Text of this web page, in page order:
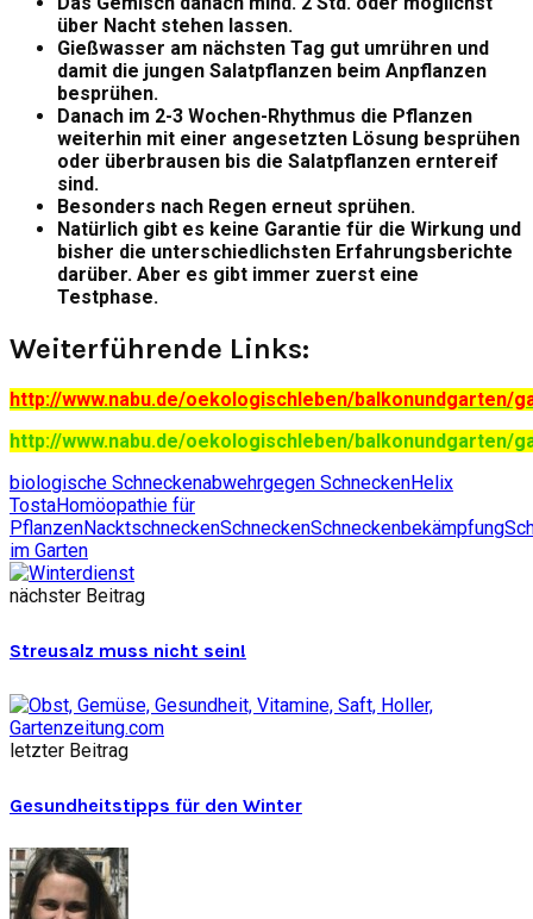
über Nacht stehen lassen.
Gießwasser am nächsten Tag gut umrühren und
damit die jungen Salatpflanzen beim Anpflanzen
besprühen.
Danach im 2-3 Wochen-Rhythmus die Pflanzen
weiterhin mit einer angesetzten Lösung besprühen
oder überbrausen bis die Salatpflanzen erntereif
sind.
Besonders nach Regen erneut sprühen.
Natürlich gibt es keine Garantie für die Wirkung und
bisher die unterschiedlichsten Erfahrungsberichte
darüber. Aber es gibt immer zuerst eine
Testphase.
Weiterführende Links:
http://www.nabu.de/oekologischleben/balkonundgarten/
http://www.nabu.de/oekologischleben/balkonundgarten/
biologische Schneckenabwehrgegen SchneckenHelix
TostaHomöopathie für
PflanzenNacktschneckenSchneckenSchneckenbekämpfung
im Garten
nächster Beitrag
Streusalz muss nicht sein!
letzter Beitrag
Gesundheitstipps für den Winter